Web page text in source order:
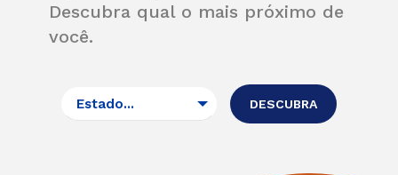
Descubra qual o mais próximo de
você.
Estado...